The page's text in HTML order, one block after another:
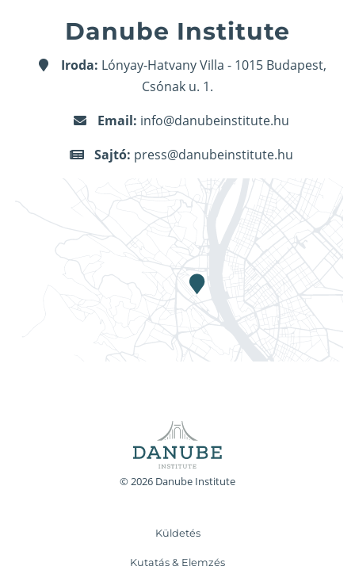
Danube Institute
Iroda: Lónyay-Hatvany Villa - 1015 Budapest,
Csónak u. 1.
Email: info@danubeinstitute.hu
Sajtó: press@danubeinstitute.hu
© 2026 Danube Institute
Küldetés
Kutatás & Elemzés